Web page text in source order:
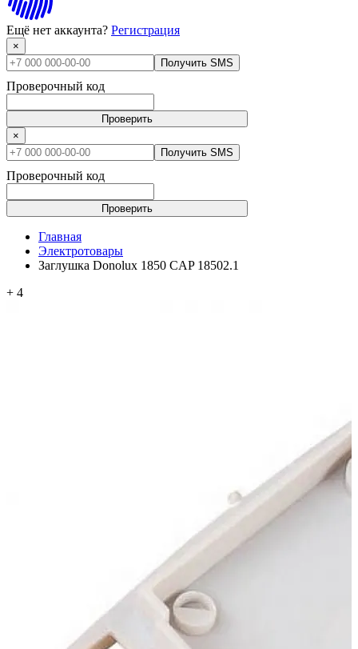
Ещё нет аккаунта? Регистрация
×
Получить SMS
Проверочный код
Проверить
×
Получить SMS
Проверочный код
Проверить
Главная
Электротовары
Заглушка Donolux 1850 CAP 18502.1
+ 4